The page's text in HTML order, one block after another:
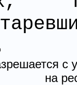
с
на